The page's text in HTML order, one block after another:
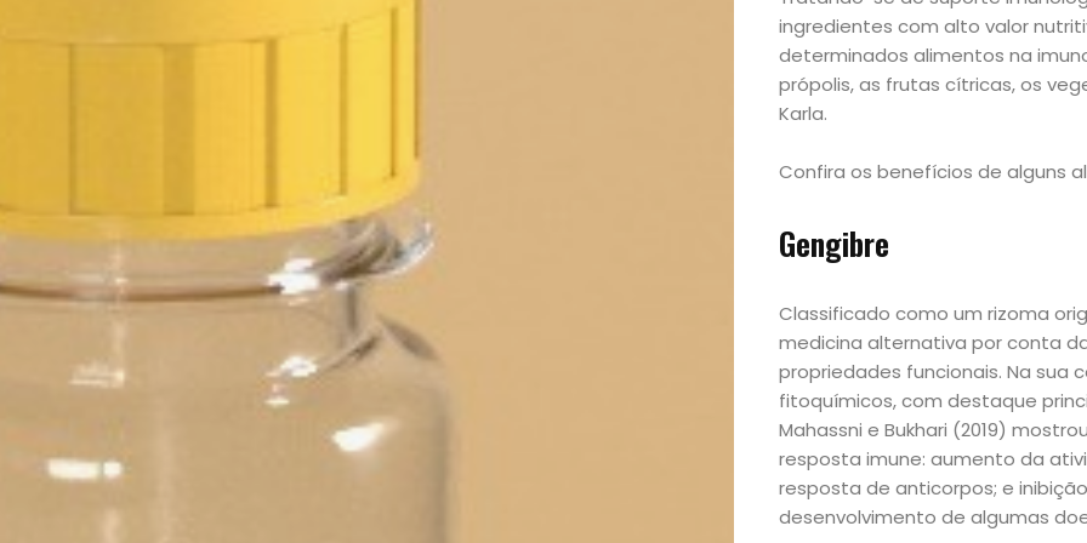
ingredientes com alto valor
determinados alimentos na
própolis, as frutas cítricas, os
Karla.
Confira os benefícios de alguns
Gengibre
Classificado como um rizoma
medicina alternativa por conta
propriedades funcionais. Na sua
fitoquímicos, com destaque
Mahassni e Bukhari (2019)
resposta imune: aumento da
resposta de anticorpos; e
desenvolvimento de algumas